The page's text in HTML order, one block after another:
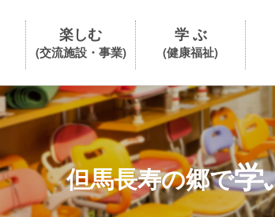
楽しむ
(交流施設・事業)
学 ぶ
(健康福祉)
但馬長寿の郷で学